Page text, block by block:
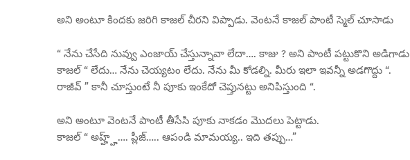
అని అంటూ కిందకు జరిగి కాజల్ చీరని విప్పాడు. వెంటనే కాజల్ పాంటీ స్మెల్ చూసాడు
“ నేను చేసేది నువ్వు ఎంజాయ్ చేస్తున్నావా లేదా…. కాజు ? అని పాంటీ పట్టుకొని అడిగాడు
కాజల్ “ లేదు… నేను చెయ్యటం లేదు. నేను మీ కోడల్ని. మీరు ఇలా ఇవన్నీ అడగొద్దు “.
రాజీవ్ ” కానీ చూస్తుంటే నీ పూకు ఇంకేదో చెప్తునట్టు అనిపిస్తుంది “.
అని అంటూ వెంటనే పాంటీ తీసేసి పూకు నాకడం మొదలు పెట్టాడు.
కాజల్ “ అహ్హ్హ్…. ప్లీజ్….. ఆపండి మామయ్య.. ఇది తప్పు…”